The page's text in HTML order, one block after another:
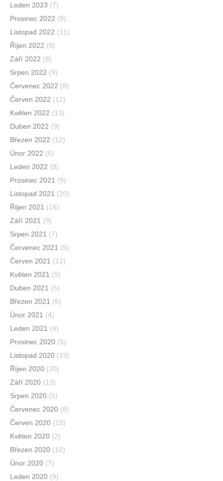
Leden 2023 (7)
Prosinec 2022 (9)
Listopad 2022 (11)
Říjen 2022 (9)
Září 2022 (8)
Srpen 2022 (9)
Červenec 2022 (8)
Červen 2022 (12)
Květen 2022 (13)
Duben 2022 (9)
Březen 2022 (12)
Únor 2022 (5)
Leden 2022 (8)
Prosinec 2021 (9)
Listopad 2021 (20)
Říjen 2021 (16)
Září 2021 (9)
Srpen 2021 (7)
Červenec 2021 (5)
Červen 2021 (12)
Květen 2021 (9)
Duben 2021 (5)
Březen 2021 (5)
Únor 2021 (4)
Leden 2021 (4)
Prosinec 2020 (5)
Listopad 2020 (19)
Říjen 2020 (20)
Září 2020 (13)
Srpen 2020 (5)
Červenec 2020 (8)
Červen 2020 (15)
Květen 2020 (2)
Březen 2020 (12)
Únor 2020 (7)
Leden 2020 (9)